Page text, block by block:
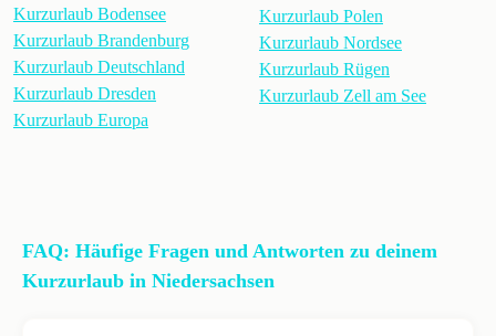
Kurzurlaub Bodensee
Kurzurlaub Brandenburg
Kurzurlaub Deutschland
Kurzurlaub Dresden
Kurzurlaub Europa
Kurzurlaub Polen
Kurzurlaub Nordsee
Kurzurlaub Rügen
Kurzurlaub Zell am See
FAQ: Häufige Fragen und Antworten zu deinem
Kurzurlaub in Niedersachsen